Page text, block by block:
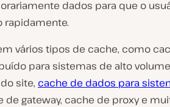
R
e
p
dados para que o
rapidamente.
vários tipos de cache, como
para sistemas de alto
do site, cache de dados para
de gateway, cache de proxy e